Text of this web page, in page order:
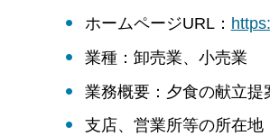
ホームページURL：
業種：卸売業、小売業
業務概要：夕食の献立
支店、営業所等の所在地